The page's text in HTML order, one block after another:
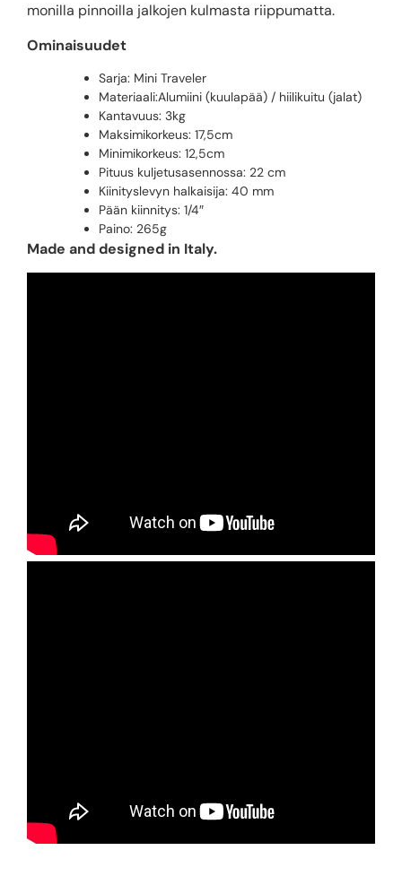
monilla pinnoilla jalkojen kulmasta riippumatta.
Ominaisuudet
Sarja: Mini Traveler
Materiaali:Alumiini (kuulapää) / hiilikuitu (jalat)
Kantavuus: 3kg
Maksimikorkeus: 17,5cm
Minimikorkeus: 12,5cm
Pituus kuljetusasennossa: 22 cm
Kiinityslevyn halkaisija: 40 mm
Pään kiinnitys: 1/4″
Paino: 265g
Made and designed in Italy.